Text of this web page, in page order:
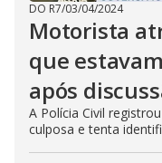
DO R7/03/04/2024
Motorista
que
após
A Polícia Civil
culposa e tenta